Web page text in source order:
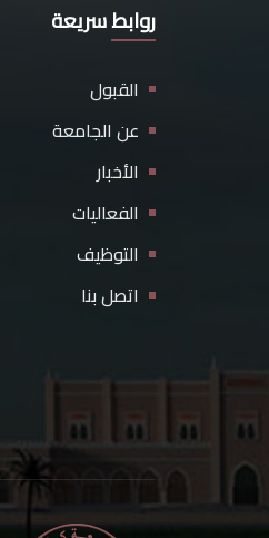
روابط سريعة
القبول
عن الجامعة
الأخبار
الفعاليات
التوظيف
اتصل بنا